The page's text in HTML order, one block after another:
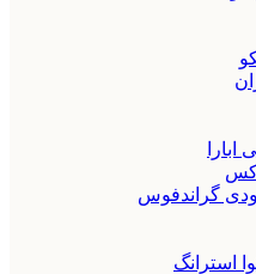
گراندفوس
استرانگ